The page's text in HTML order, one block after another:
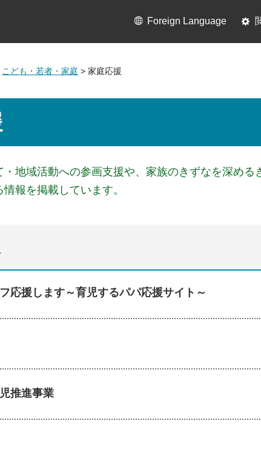
Foreign Language
こども・若者・家庭 > 家庭応援
・地域活動への参画支援や、家族のきずなを深め
報を掲載しています。
応援します～育児するパパ応援サイト～
推進事業